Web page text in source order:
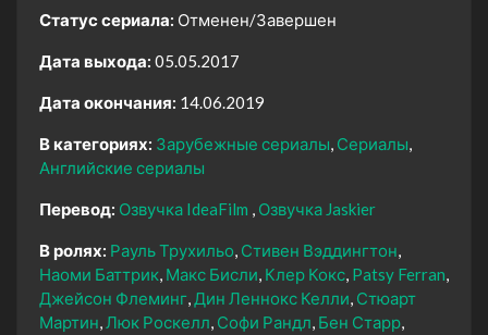
Статус сериала: Отменен/Завершен
Дата выхода: 05.05.2017
Дата окончания: 14.06.2019
В категориях: Зарубежные сериалы Сериалы
Английские сериалы
Перевод: Озвучка IdeaFilm Озвучка Jaskier
В ролях: Рауль Трухильо Стивен Вэддингтон
Наоми Баттрик Макс Бисли Клер Кокс Patsy Ferran
Джейсон Флеминг Дин Леннокс Келли Стюарт
Мартин Люк Роскелл Софи Рандл Бен Старр